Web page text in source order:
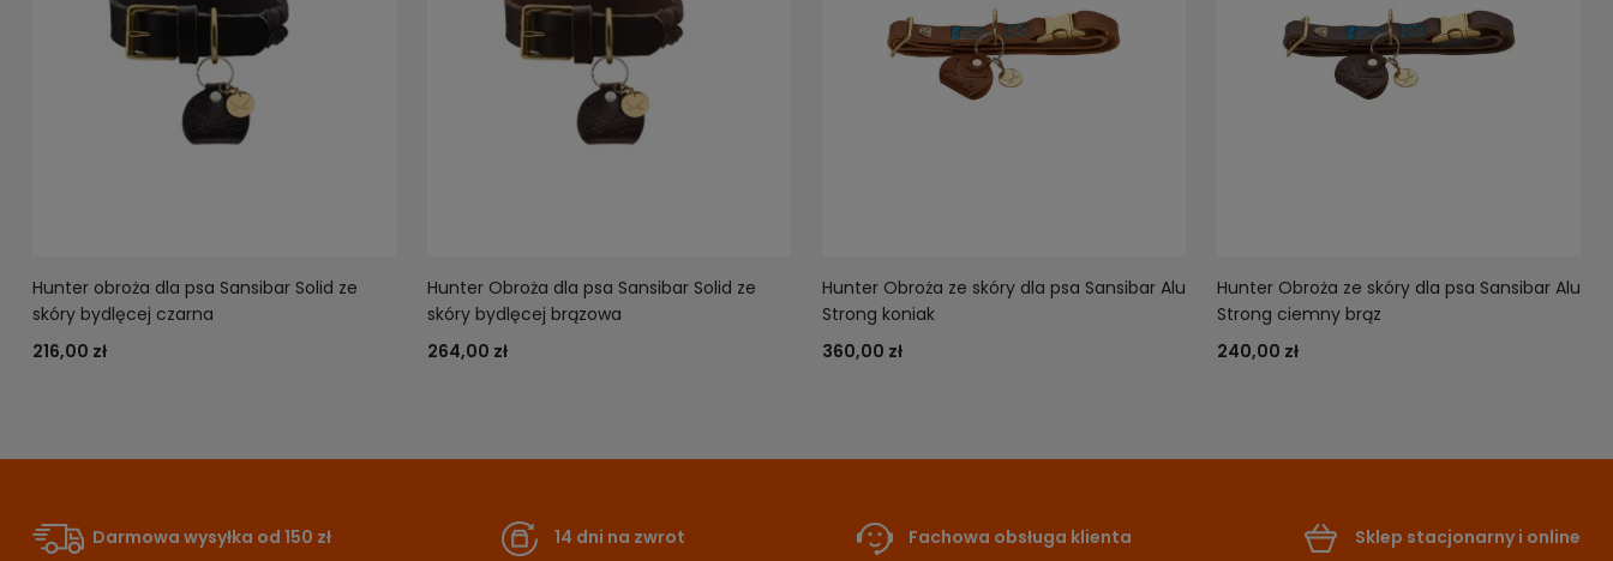
Hunter obroża dla psa Sansibar Solid ze
skóry bydlęcej czarna
216,00 zł
Hunter Obroża dla psa Sansibar Solid ze
skóry bydlęcej brązowa
264,00 zł
Hunter Obroża ze skóry dla psa Sansibar Alu
Strong koniak
360,00 zł
Hunter Obroża ze skóry dla psa Sansibar Alu
Strong ciemny brąz
240,00 zł
Darmowa wysyłka od 150 zł 14 dni na zwrot Fachowa obsługa klienta Sklep stacjonarny i online